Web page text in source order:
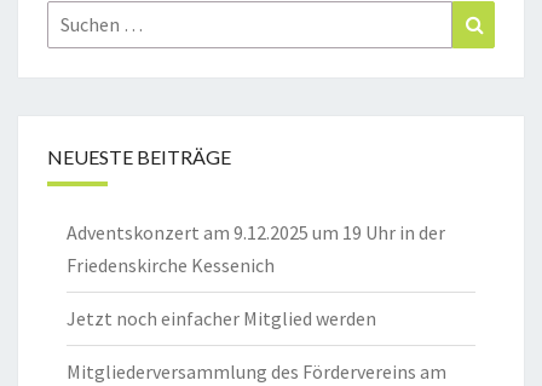
Suchen
nach:
NEUESTE BEITRÄGE
Adventskonzert am 9.12.2025 um 19 Uhr in der
Friedenskirche Kessenich
Jetzt noch einfacher Mitglied werden
Mitgliederversammlung des Fördervereins am